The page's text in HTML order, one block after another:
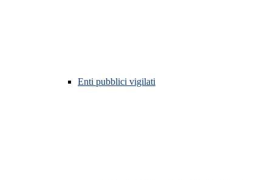
Enti pubblici vigilati